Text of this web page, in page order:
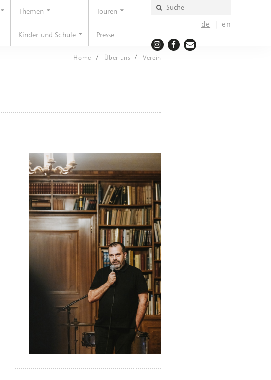
de en
Themen Touren
Kinder und Schule Presse
Home Über uns Verein